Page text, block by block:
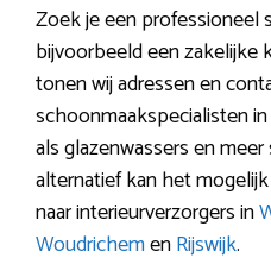
Zoek je een professioneel
bijvoorbeeld een zakelijke
tonen wij adressen en
schoonmaakspecialisten
als glazenwassers en
alternatief kan het
naar interieurverzorgers in
WoudrichemenRijswijk.